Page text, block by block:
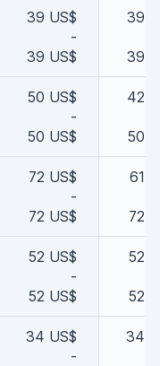
39 US$
-
39 US$
39
39
50 US$
-
50 US$
42
50
72 US$
-
72 US$
61
72
52 US$
-
52 US$
52
52
34 US$
-
34